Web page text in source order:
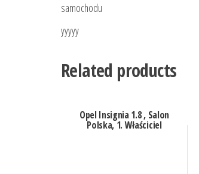
samochodu
yyyyy
Related products
Opel Insignia 1.8 , Salon
Polska, 1. Właściciel